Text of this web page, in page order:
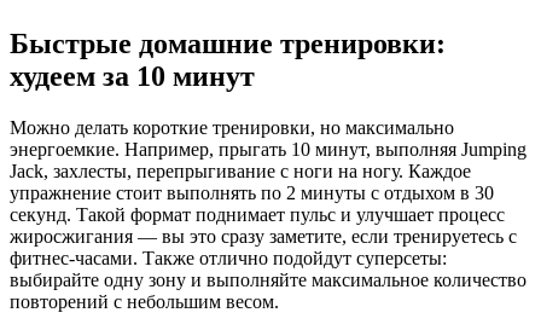
Быстрые домашние тренировки:
худеем за 10 минут
Можно делать короткие тренировки, но максимально
энергоемкие. Например, прыгать 10 минут, выполняя Jumping
Jack, захлесты, перепрыгивание с ноги на ногу. Каждое
упражнение стоит выполнять по 2 минуты с отдыхом в 30
секунд. Такой формат поднимает пульс и улучшает процесс
жиросжигания — вы это сразу заметите, если тренируетесь с
фитнес-часами. Также отлично подойдут суперсеты:
выбирайте одну зону и выполняйте максимальное количество
повторений с небольшим весом.